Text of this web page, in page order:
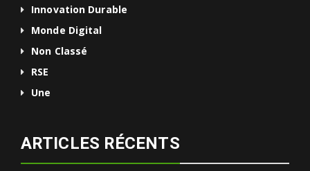
Innovation Durable
Monde Digital
Non Classé
RSE
Une
ARTICLES RÉCENTS